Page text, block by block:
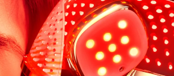
用户信息
我的设备
Tech Elixir
Deutsch
Español
Italiano
Português